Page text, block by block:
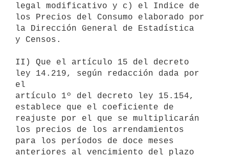
legal modificativo y c) el Indice de
los Precios del Consumo elaborado por
la Dirección General de Estadística
y Censos.
II) Que el artículo 15 del decreto
ley 14.219, según redacción dada por
el
artículo 1º del decreto ley 15.154,
establece que el coeficiente de
reajuste por el que se multiplicarán
los precios de los arrendamientos
para los períodos de doce meses
anteriores al vencimiento del plazo